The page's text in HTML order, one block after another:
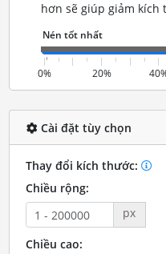
hơn sẽ giúp giảm kích
0% 20%
Cài đặt tùy chọn
Thay đổi kích thước:
Chiều rộng:
px
Chiều cao: